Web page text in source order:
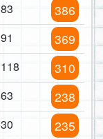
83 386
91 369
118 310
63 238
30 235